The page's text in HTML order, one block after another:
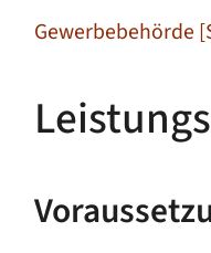
Gewerbebehörde